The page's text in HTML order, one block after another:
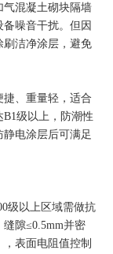
混凝土砌块隔墙
噪音干扰。但因
刷洁净涂层，避免
、重量轻，适合
级以上，防潮性
电涂层后可满足
级以上区域需做抗
隙≤0.5mm并密
表面电阻值控制